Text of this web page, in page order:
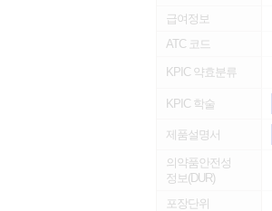
급여정보
ATC 코드
KPIC 약효분류
KPIC 학술
제품설명서
의약품안전성
정보(DUR)
포장단위